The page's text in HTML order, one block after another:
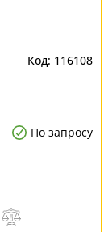
116108
По запросу